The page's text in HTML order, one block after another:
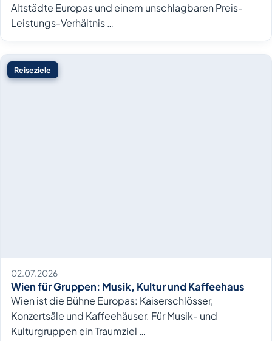
Altstädte Europas und einem unschlagbaren Preis-
Leistungs-Verhältnis …
Reiseziele
02.07.2026
Wien für Gruppen: Musik, Kultur und Kaffeehaus
Wien ist die Bühne Europas: Kaiserschlösser,
Konzertsäle und Kaffeehäuser. Für Musik- und
Kulturgruppen ein Traumziel …